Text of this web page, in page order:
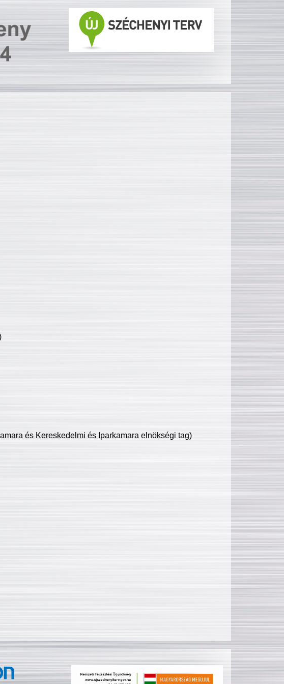
és Kereskedelmi és Iparkamara elnökségi tag)